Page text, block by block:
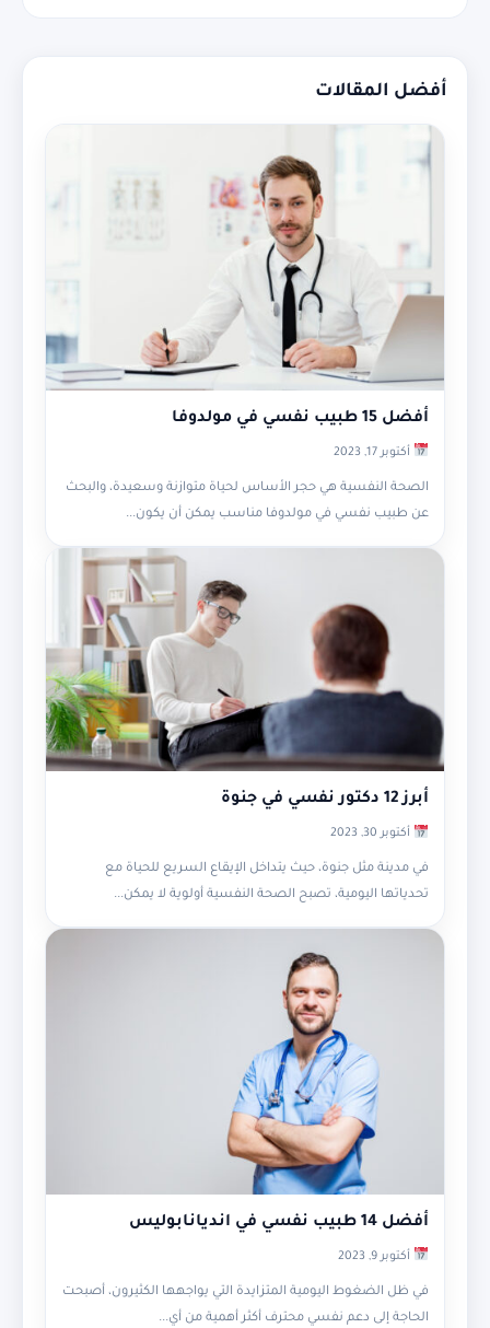
أفضل المقالات
أفضل 15 طبيب نفسي في مولدوفا
أكتوبر 17, 2023
الصحة النفسية هي حجر الأساس لحياة متوازنة وسعيدة، والبحث
عن طبيب نفسي في مولدوفا مناسب يمكن أن يكون...
أبرز 12 دكتور نفسي في جنوة
أكتوبر 30, 2023
في مدينة مثل جنوة، حيث يتداخل الإيقاع السريع للحياة مع
تحدياتها اليومية، تصبح الصحة النفسية أولوية لا يمكن...
أفضل 14 طبيب نفسي في انديانابوليس
أكتوبر 9, 2023
في ظل الضغوط اليومية المتزايدة التي يواجهها الكثيرون، أصبحت
الحاجة إلى دعم نفسي محترف أكثر أهمية من أي...